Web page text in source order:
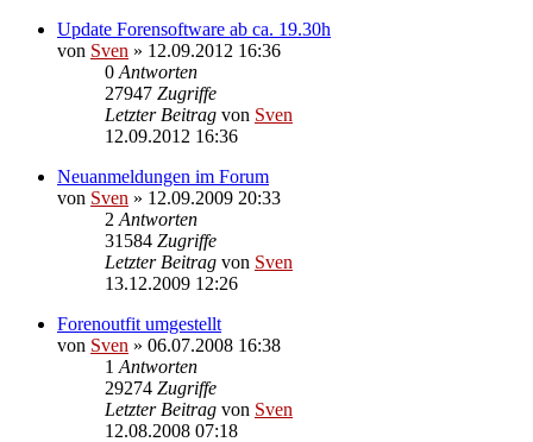
Update Forensoftware ab ca. 19.30h
von Sven » 12.09.2012 16:36
0 Antworten
27947 Zugriffe
Letzter Beitrag von Sven
12.09.2012 16:36
Neuanmeldungen im Forum
von Sven » 12.09.2009 20:33
2 Antworten
31584 Zugriffe
Letzter Beitrag von Sven
13.12.2009 12:26
Forenoutfit umgestellt
von Sven » 06.07.2008 16:38
1 Antworten
29274 Zugriffe
Letzter Beitrag von Sven
12.08.2008 07:18